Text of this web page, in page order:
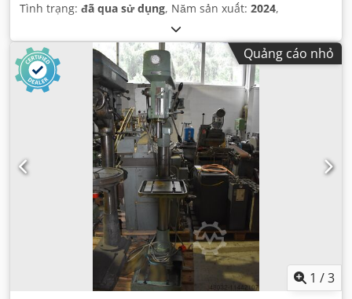
Tình trạng: đã qua sử dụng, Năm sản xuất: 2024,
Quảng cáo nhỏ
1 /3